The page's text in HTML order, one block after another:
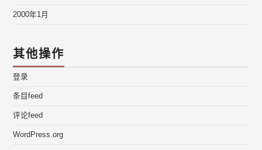
2000年1月
其他操作
登录
条目feed
评论feed
WordPress.org